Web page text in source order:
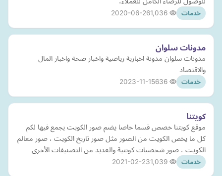
خدمات 2020-06-26
مدونات سلوان
مدونات سلوان مدونة اخبارية رياضية واخبار صحة واخبار المال
والاقتصاد
خدمات 2023-11-15
كويتنا
موقع كويتنا خصص قسما خاصا يضم صور الكويت يجمع فيها لكم
كل ما يخص الكويت من الصور مثل صور تاريخ الكويت ، صور معالم
الكويت ، صور شخصيات كويتية والعديد من التصنيفات الأخرى
خدمات 2021-02-23